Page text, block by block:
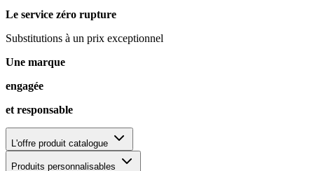
Le service zéro rupture
Substitutions à un prix exceptionnel
Une marque
engagée
et responsable
L'offre produit catalogue
Produits personnalisables